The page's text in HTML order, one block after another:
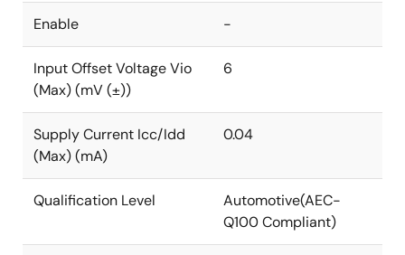
Enable -
Input Offset Voltage Vio
(Max) (mV (±))
6
Supply Current Icc/Idd
(Max) (mA)
0.04
Qualification Level
Automotive(AEC-
Q100 Compliant)